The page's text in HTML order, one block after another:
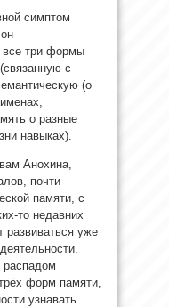
симптом
все три формы
с
(о
о разные
навыках).
Анохина,
почти
памяти, с
то недавних
развиваться уже
форм памяти,
узнавать